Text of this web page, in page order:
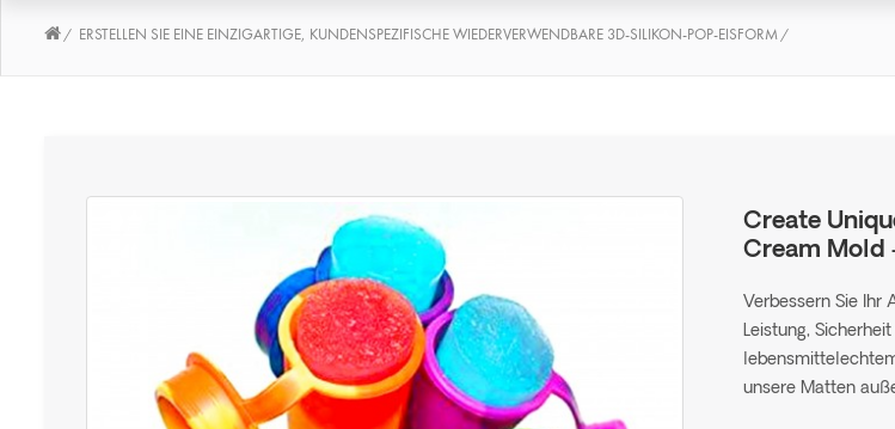
/ ERSTELLEN SIE EINE EINZIGARTIGE, KUNDENSPEZIFISCHE WIEDERVERWENDBARE 3D-SILIKON-POP-EISFORM/
Create
Cream Mold
Verbessern Sie
Leistung,
unsere Matten